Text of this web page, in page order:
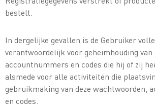
bestelt.
In dergelijke gevallen is de Gebruiker
verantwoordelijk voor geheimhouding van
accountnummers en codes die hij of zij
alsmede voor alle activiteiten die
gebruikmaking van deze wachtwoorden,
en codes.